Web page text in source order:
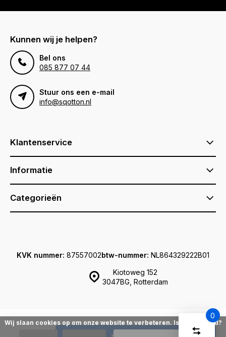
Kunnen wij je helpen?
Bel ons
085 877 07 44
Stuur ons een e-mail
info@sqotton.nl
Klantenservice
Informatie
Categorieën
Kiotoweg 152
3047BG, Rotterdam
KVK nummer: 87557002btw-nummer: NL864329222B01
© Sqotton.nl Sitemap
Wij slaan cookies op om onze website te verbeteren. Is dat akkoord?
0
Vergelijk
Start